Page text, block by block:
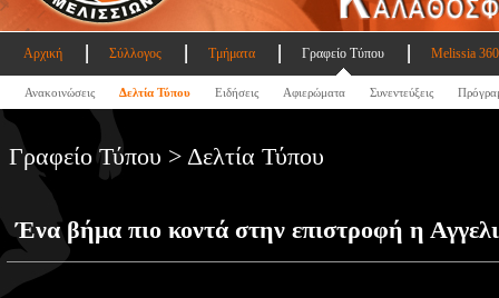
Αρχική Σύλλογος Τμήματα Γραφείο Τύπου Melissia
Ανακοινώσεις Δελτία Τύπου Ειδήσεις Αφιερώματα Συνεντεύξεις
Γραφείο Τύπου > Δελτία Τύπου
Ένα βήμα πιο κοντά στην επιστροφή η